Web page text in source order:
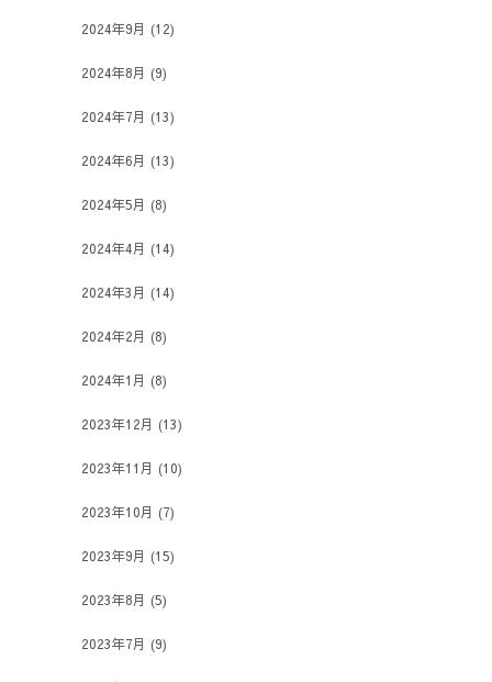
2024年9月 (12)
2024年8月 (9)
2024年7月 (13)
2024年6月 (13)
2024年5月 (8)
2024年4月 (14)
2024年3月 (14)
2024年2月 (8)
2024年1月 (8)
2023年12月 (13)
2023年11月 (10)
2023年10月 (7)
2023年9月 (15)
2023年8月 (5)
2023年7月 (9)